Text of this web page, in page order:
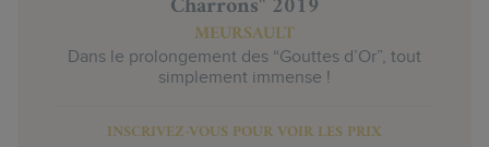
MEURSAULT
Dans le prolongement des “Gouttes d’Or”, tout
simplement immense !
INSCRIVEZ-VOUS POUR VOIR LES PRIX